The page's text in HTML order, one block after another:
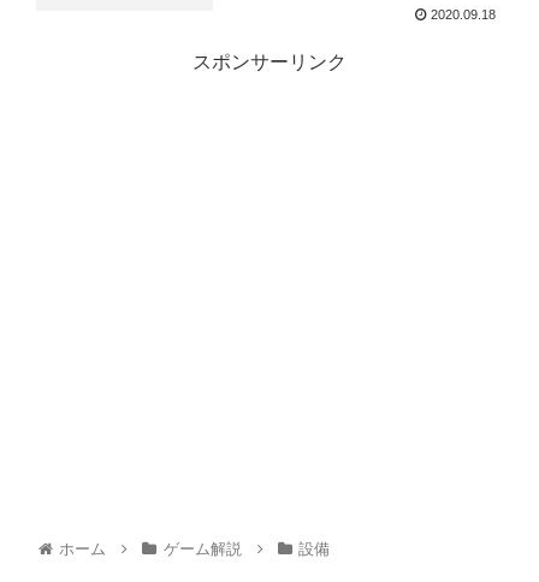
2020.09.18
スポンサーリンク
ホーム ゲーム解説 設備